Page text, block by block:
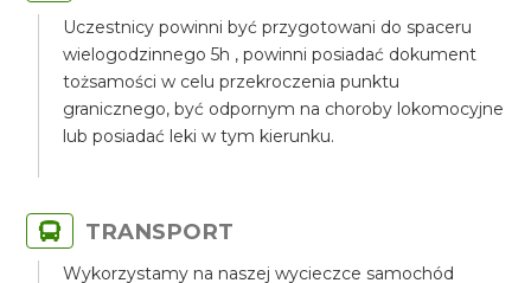
Uczestnicy powinni być przygotowani do spaceru
wielogodzinnego 5h , powinni posiadać dokument
tożsamości w celu przekroczenia punktu
granicznego, być odpornym na choroby lokomocyjne
lub posiadać leki w tym kierunku.
TRANSPORT
Wykorzystamy na naszej wycieczce samochód